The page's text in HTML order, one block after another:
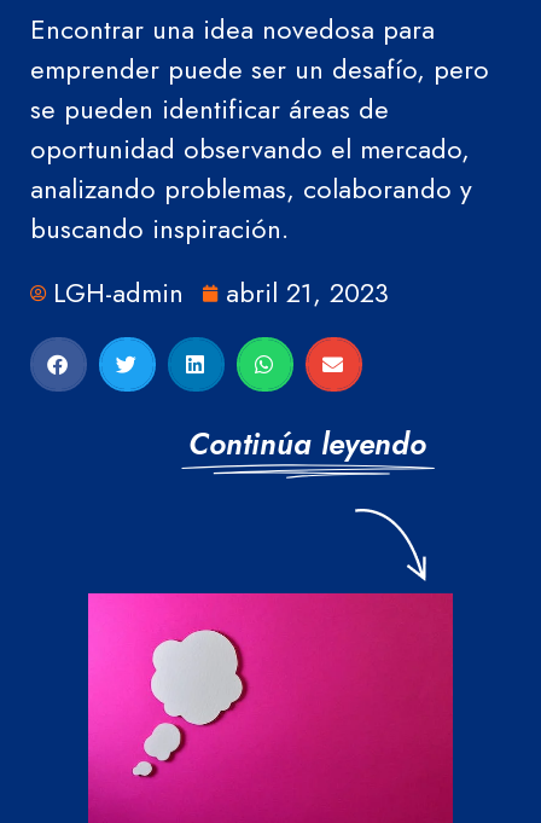
Encontrar una idea novedosa para
emprender puede ser un desafío, pero
se pueden identificar áreas de
oportunidad observando el mercado,
analizando problemas, colaborando y
buscando inspiración.
LGH-admin
abril 21, 2023
Continúa leyendo